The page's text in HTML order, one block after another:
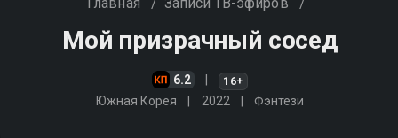
Мой призрачный сосед
6.2 16+
Южная Корея 2022 Фэнтези